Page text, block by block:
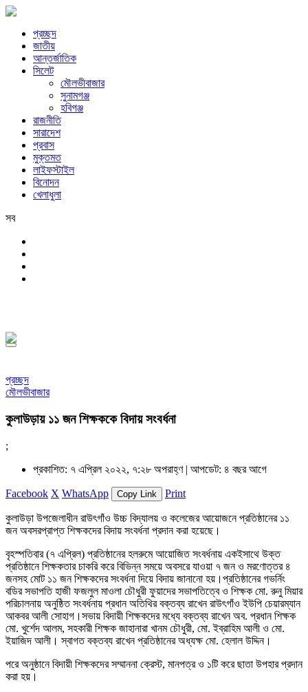
প্রচ্ছদ
জাতীয়
আন্তর্জাতিক
সিলেট
মৌলভীবাজার
সুনামগঞ্জ
হবিগঞ্জ
রাজনীতি
সারাদেশ
প্রবাস
মুক্তমত
লাইফস্টাইল
বিনোদন
খেলাধুলা
সব
প্রচ্ছদ
মৌলভীবাজার
কুলাউড়ায় ১১ জন শিক্ষককে বিদায় সংবর্ধনা
;
প্রকাশিত: ৭ এপ্রিল ২০২২, ৭:২৮ অপরাহ্ণ | আপডেট: ৪ বছর আগে
Facebook X WhatsApp Copy Link Print
কুলাউড়া উপজেলাধীন রাউৎগাঁও উচ্চ বিদ্যালয় ও কলেজের আয়ােজনে প্রতিষ্ঠানের ১১
জন অবসরপ্রাপ্ত শিক্ষকদের বিদায় সংবর্ধনা প্রদান করা হয়েছে।
বৃহস্পতিবার (৭ এপ্রিল) প্রতিষ্ঠানের হলরুমে আয়ােজিত সংবর্ধনায় একইসাথে উক্ত
প্রতিষ্ঠানে শিক্ষকতার চাকরি করে বিভিন্ন সময়ে অবসরে যাওয়া ৭ জন ও মরণােত্তর ৪
জনসহ মােট ১১ জন শিক্ষকদের সংবর্ধনা দিয়ে বিদায় জানানাে হয়।প্রতিষ্ঠানের গভর্নিং
বডির সভাপতি হাজী ফজলুল মাওলা চৌধুরী ফুয়াদের সভাপতিত্বে ও শিক্ষক মাে. রুনু মিয়ার
পরিচালনায় অনুষ্ঠিত সংবর্ধনায় প্রধান অতিথির বক্তব্য রাখেন রাউৎগাঁও ইউপি চেয়ারম্যান
আকবর আলী সােহাগ।সভায় বিদায়ী শিক্ষকদের মধ্যে বক্তব্য রাখেন অব. প্রধান শিক্ষক
মাে. খুর্শেদ আলম, সহকারী শিক্ষক জাহানারা খানম চৌধুরী, মাে. ইব্রাহিম আলী ও মাে.
ইয়াজিদ আলী। স্বাগত বক্তব্য রাখেন প্রতিষ্ঠানের অধ্যক্ষ মাে. হেলাল উদ্দিন।
পরে অনুষ্ঠানে বিদায়ী শিক্ষকদের সম্মাননা ক্রেস্ট, মানপত্র ও ১টি করে ছাতা উপহার প্রদান
করা হয়।